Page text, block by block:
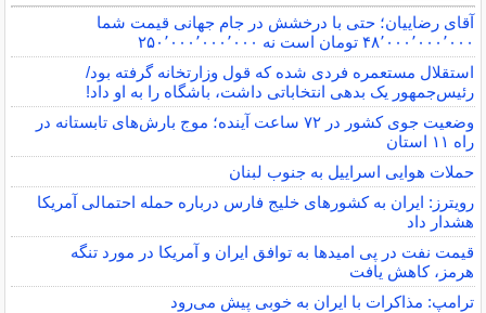
آقای رضاییان؛ حتی با درخشش در جام جهانی قیمت شما
۴۸٬۰۰۰٬۰۰۰٬۰۰۰ تومان است نه ۲۵۰٬۰۰۰٬۰۰۰٬۰۰۰
استقلال مستعمره فردی شده که قول وزارتخانه گرفته بود/
رئیس‌جمهور یک بدهی انتخاباتی داشت، باشگاه را به او داد!
وضعیت جوی کشور در ۷۲ ساعت آینده؛ موج بارش‌های تابستانه در
راه ۱۱ استان
حملات هوایی اسراییل به جنوب لبنان
رویترز: ایران به کشورهای خلیج فارس درباره حمله احتمالی آمریکا
هشدار داد
قیمت نفت در پی امیدها به توافق ایران و آمریکا در مورد تنگه
هرمز، کاهش یافت
ترامپ: مذاکرات با ایران به خوبی پیش می‌رود